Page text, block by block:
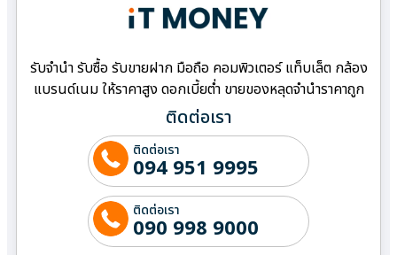
รับจำนำ รับซื้อ รับขายฝาก มือถือ คอมพิวเตอร์ แท็บเล็ต กล้อง
แบรนด์เนม ให้ราคาสูง ดอกเบี้ยต่ำ ขายของหลุดจำนำราคาถูก
ติดต่อเรา
ติดต่อเรา
094 951 9995
ติดต่อเรา
090 998 9000